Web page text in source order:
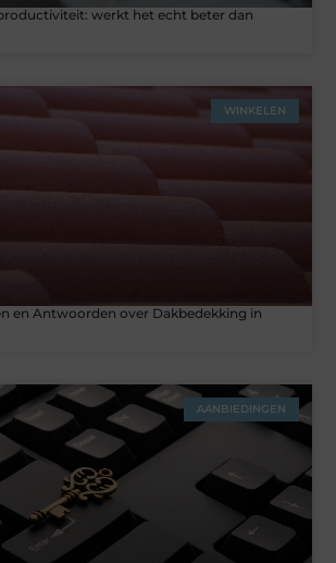
werkt het echt beter dan
WINKELEN
en Antwoorden over Dakbedekking in
AANBIEDINGEN